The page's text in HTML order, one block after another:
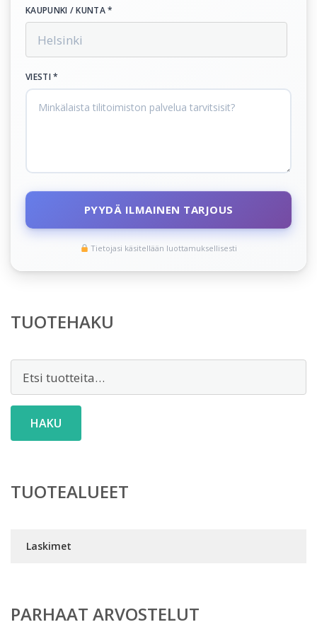
KAUPUNKI / KUNTA *
VIESTI *
PYYDÄ ILMAINEN TARJOUS
Tietojasi käsitellään luottamuksellisesti
TUOTEHAKU
HAKU
TUOTEALUEET
Laskimet
PARHAAT ARVOSTELUT